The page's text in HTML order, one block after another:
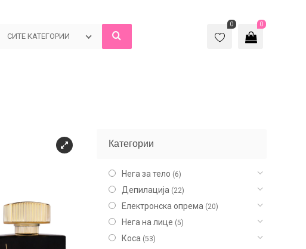
СИТЕ КАТЕГОРИИ
0
0
Категории
Нега за тело (6)
Депилација (22)
Електронска опрема (20)
Нега на лице (5)
Коса (53)